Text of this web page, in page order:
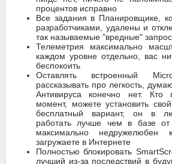
процентов исправно
Все задания в Планировщике,
разработчиками, удалены и
так называемые "вредные"
Телеметрия максимально
каждом уровне отдельно, вас
беспокоить
Оставлять встроенный
рассказывать про легкость,
Антивируса конечно нет. Кто
момент, можете установить
бесплатный вариант, он в
работать лучше чем в базе
максимально
загружаете в Интернете
Полностью блокировать
лучший из-за последствий в